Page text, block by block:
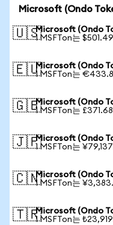
Microsoft (Ondo
🇺🇸Microsoft (Ondo
1 MSFTon는
🇪🇺Microsoft (Ondo
1 MSFTon는
🇬🇧Microsoft (Ondo
1 MSFTon는
🇯🇵Microsoft (Ondo
1 MSFTon는
🇨🇳Microsoft (Ondo
1 MSFTon는
🇹🇷Microsoft (Ondo
1 MSFTon는